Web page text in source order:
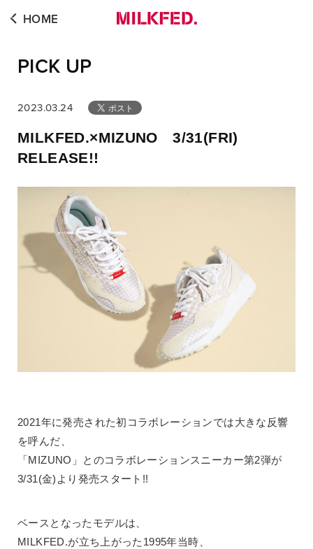
PICK UP
HOME
2023.03.24
MILKFED.×MIZUNO 3/31(FRI)
RELEASE!!
2021年に発売された初コラボレーションでは大きな反響
を呼んだ、
「MIZUNO」とのコラボレーションスニーカー第2弾が
3/31(金)より発売スタート!!
ベースとなったモデルは、
MILKFED.が立ち上がった1995年当時、